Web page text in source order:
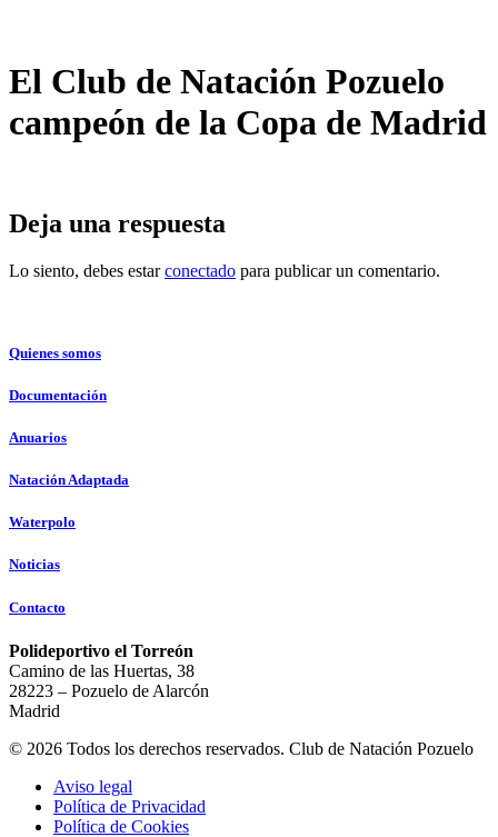
El Club de Natación Pozuelo
campeón de la Copa de Madrid
Deja una respuesta
Lo siento, debes estarconectado para publicar un comentario.
Quienes somos
Documentación
Anuarios
Natación Adaptada
Waterpolo
Noticias
Contacto
Polideportivo el Torreón
Camino de las Huertas, 38
28223 – Pozuelo de Alarcón
Madrid
© 2026 Todos los derechos reservados. Club de Natación Pozuelo
Aviso legal
Política de Privacidad
Política de Cookies